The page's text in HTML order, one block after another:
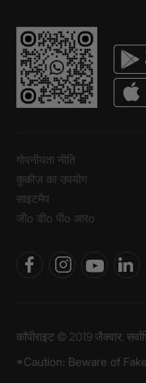
गोपनीयता नीति
कुकीज़ का उपयोग
साइटमैप
जीo डीo पीo आरo
कॉपीराइट © 2019 जैक्वार,
*Caution: Beware of